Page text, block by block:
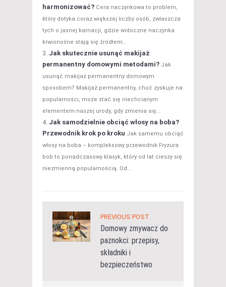
harmonizować? Cera naczynkowa to problem,
który dotyka coraz większej liczby osób, zwłaszcza
tych o jasnej karnacji, gdzie widoczne naczynka
krwionośne stają się źródłem...
Jak skutecznie usunąć makijaż
permanentny domowymi metodami? Jak
usunąć makijaż permanentny domowym
sposobem? Makijaż permanentny, choć zyskuje na
popularności, może stać się niechcianym
elementem naszej urody, gdy zmienia się...
Jak samodzielnie obciąć włosy na boba?
Przewodnik krok po kroku Jak samemu obciąć
włosy na boba – kompleksowy przewodnik Fryzura
bob to ponadczasowy klasyk, który od lat cieszy się
niezmienną popularnością. Od...
PREVIOUS POST
Domowy zmywacz do
paznokci: przepisy,
składniki i
bezpieczeństwo